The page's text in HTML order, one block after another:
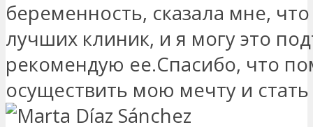
беременность, сказала мне,
лучших клиник, и я могу это
рекомендую ее.Спасибо, что
осуществить мою мечту и